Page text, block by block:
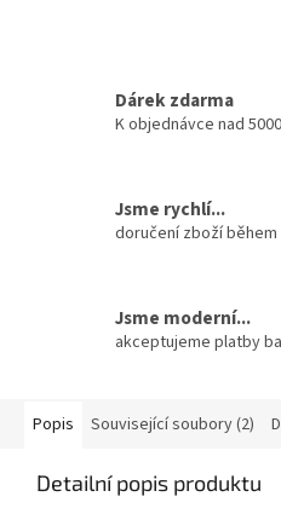
Dárek zdarma
K objednávce nad
Jsme rychlí...
doručení zboží během
Jsme moderní...
akceptujeme platby
Popis Související soubory (2)
Detailní popis produktu